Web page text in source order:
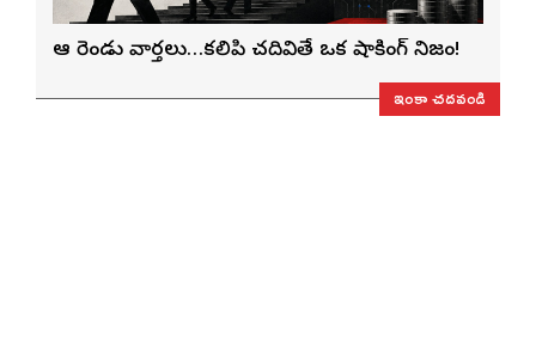
ఆ రెండు వార్తలు…కలిపి చదివితే ఒక షాకింగ్ నిజం!
ఇంకా చదవండి